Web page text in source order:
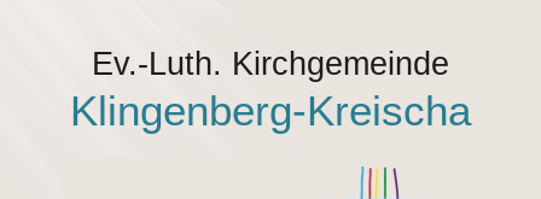
Ev.-Luth. Kirchgemeinde
Klingenberg-Kreischa